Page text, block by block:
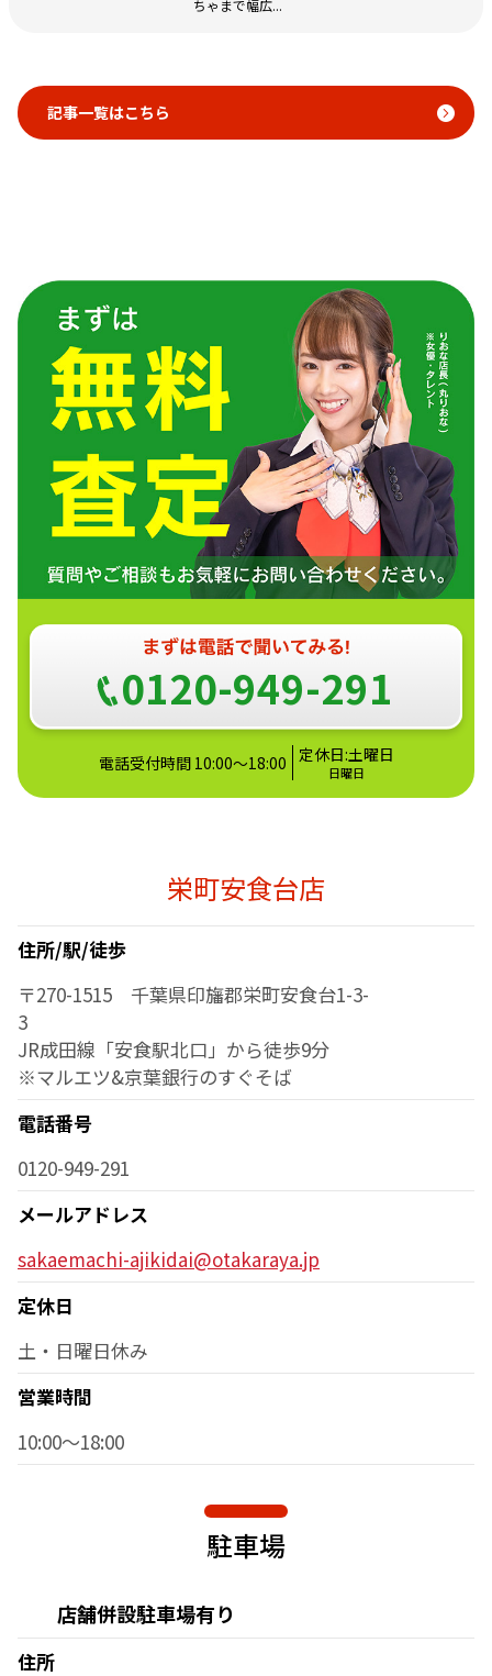
ちゃまで幅広...
記事一覧はこちら
0120-949-291
電話受付時間 10:00～18:00 定休日:土曜日
日曜日
栄町安食台店
住所/駅/徒歩
〒270-1515 千葉県印旛郡栄町安食台1-3-
3
JR成田線「安食駅北口」から徒歩9分
※マルエツ&京葉銀行のすぐそば
電話番号
0120-949-291
メールアドレス
sakaemachi-ajikidai@otakaraya.jp
定休日
土・日曜日休み
営業時間
10:00～18:00
駐車場
店舗併設駐車場有り
住所